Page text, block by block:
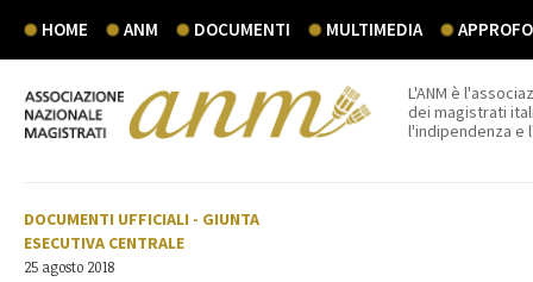
HOME ANM DOCUMENTI MULTIMEDIA
L'ANM è
dei magistrati
l'indipendenza e
DOCUMENTI UFFICIALI - GIUNTA
ESECUTIVA CENTRALE
25 agosto 2018